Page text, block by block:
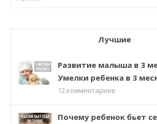
Лучшие
Развитие малыша в 3
Умелки ребенка в 3
12 комментариев
Почему ребенок бьет